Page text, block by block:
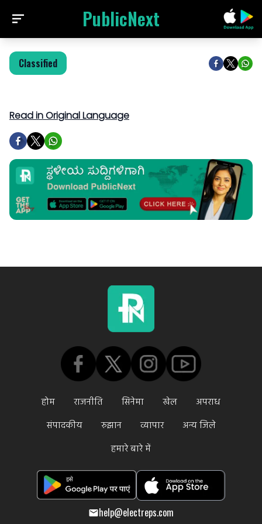
PublicNext
Classified
Read in Original Language
होम राजनीति सिनेमा खेल
अपराध
संपादकीय
रुझान व्यापार
अन्य जिले
हमारे बारे में
help@electreps.com